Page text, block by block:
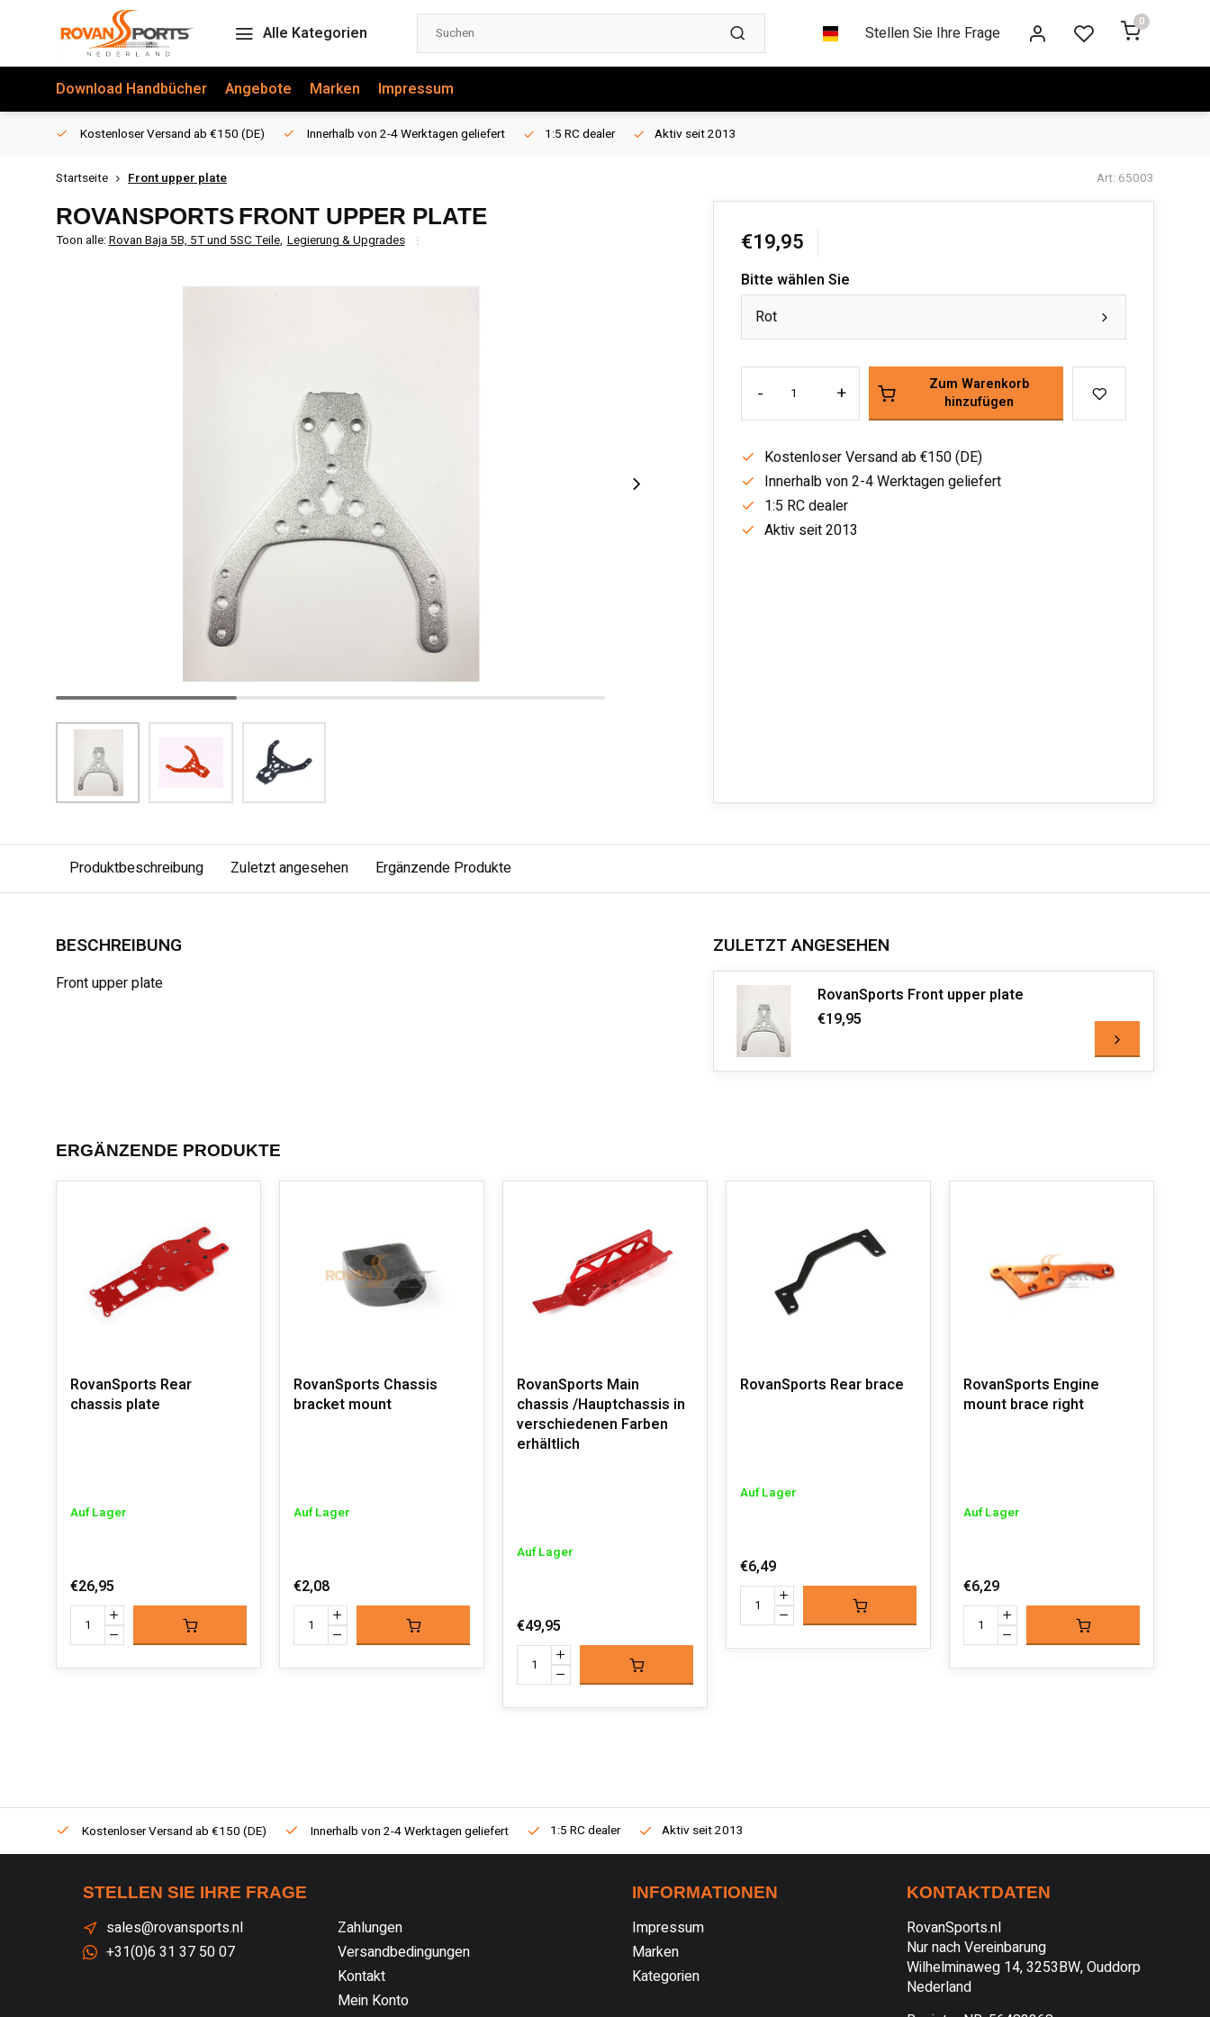
Alle Kategorien Stellen Sie Ihre Frage
0
Download Handbücher Angebote Marken Impressum
Kostenloser Versand ab €150 (DE) Innerhalb von 2-4 Werktagen geliefert 1:5 RC dealer Aktiv seit 2013
Startseite Front upper plate Art: 65003
ROVANSPORTS FRONT UPPER PLATE
Toon alle:Rovan Baja 5B, 5T und 5SC Teile, Legierung & Upgrades €19,95
Bitte wählen Sie
Rot
- +
Zum Warenkorb
hinzufügen
Kostenloser Versand ab €150 (DE)
Innerhalb von 2-4 Werktagen geliefert
1:5 RC dealer
Aktiv seit 2013
Produktbeschreibung Zuletzt angesehen Ergänzende Produkte
BESCHREIBUNG
Front upper plate
ZULETZT ANGESEHEN
RovanSports Front upper plate
€19,95
ERGÄNZENDE PRODUKTE
RovanSports Rear
chassis plate
Auf Lager
€26,95
RovanSports Chassis
bracket mount
Auf Lager
€2,08
RovanSports Main
chassis /Hauptchassis in
verschiedenen Farben
erhältlich
Auf Lager
€49,95
RovanSports Rear brace
Auf Lager
€6,49
RovanSports Engine
mount brace right
Auf Lager
€6,29
Kostenloser Versand ab €150 (DE) Innerhalb von 2-4 Werktagen geliefert 1:5 RC dealer Aktiv seit 2013
STELLEN SIE IHRE FRAGE
sales@rovansports.nl
+31(0)6 31 37 50 07
Zahlungen
Versandbedingungen
Kontakt
Mein Konto
INFORMATIONEN
Impressum
Marken
Kategorien
KONTAKTDATEN
RovanSports.nl
Nur nach Vereinbarung
Wilhelminaweg 14, 3253BW, Ouddorp
Nederland